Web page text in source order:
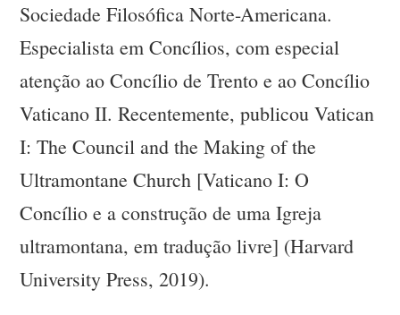
Sociedade Filosófica Norte-Americana.
Especialista em Concílios, com especial
atenção ao Concílio de Trento e ao Concílio
Vaticano II. Recentemente, publicou Vatican
I: The Council and the Making of the
Ultramontane Church [Vaticano I: O
Concílio e a construção de uma Igreja
ultramontana, em tradução livre] (Harvard
University Press, 2019).